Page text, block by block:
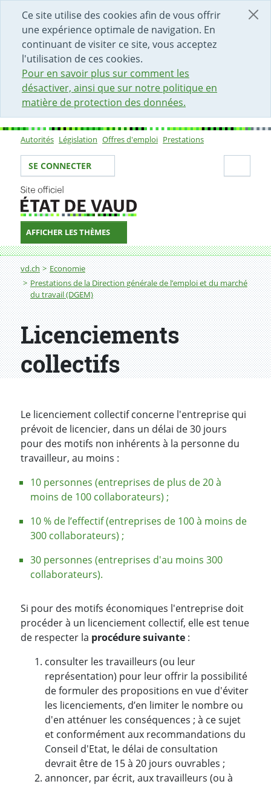
Ce site utilise des cookies afin de vous offrir
une expérience optimale de navigation. En
continuant de visiter ce site, vous acceptez
l'utilisation de ces cookies.
Pour en savoir plus sur comment les
désactiver, ainsi que sur notre politique en
matière de protection des données.
DÉBUT DU CONTENU DE LA PAGE
ACCÈS AU CHAMP DE RECHERCHE
PAGE D'ACCUEIL
FORMULAIRE DE CONTACT
Sous-navigation
Autorités Législation Offres d'emploi Prestations
Votre identité
SE CONNECTER
AFFICHER LES THÈMES
Fil d'Ariane
vd.ch
Economie
Prestations de la Direction générale de l’emploi et du marché
du travail (DGEM)
Licenciements collectifs
Licenciements
collectifs
Le licenciement collectif concerne l'entreprise qui
prévoit de licencier, dans un délai de 30 jours
pour des motifs non inhérents à la personne du
travailleur, au moins :
10 personnes (entreprises de plus de 20 à
moins de 100 collaborateurs) ;
10 % de l’effectif (entreprises de 100 à moins de
300 collaborateurs) ;
30 personnes (entreprises d'au moins 300
collaborateurs).
Si pour des motifs économiques l'entreprise doit
procéder à un licenciement collectif, elle est tenue
de respecter la procédure suivante :
consulter les travailleurs (ou leur
représentation) pour leur offrir la possibilité
de formuler des propositions en vue d'éviter
les licenciements, d’en limiter le nombre ou
d'en atténuer les conséquences ; à ce sujet
et conformément aux recommandations du
Conseil d'Etat, le délai de consultation
devrait être de 15 à 20 jours ouvrables ;
annoncer, par écrit, aux travailleurs (ou à